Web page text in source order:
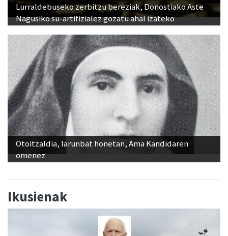
Lurraldebuseko zerbitzu bereziak, Donostiako Aste
Nagusiko su-artifizialez gozatu ahal izateko
Otoitzaldia, larunbat honetan, Ama Kandidaren
omenez
Ikusienak